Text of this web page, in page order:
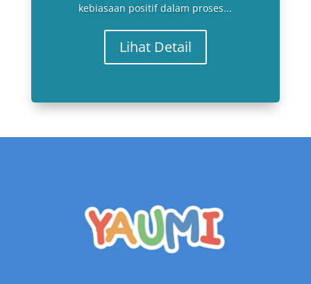
kebiasaan positif dalam proses...
Lihat Detail